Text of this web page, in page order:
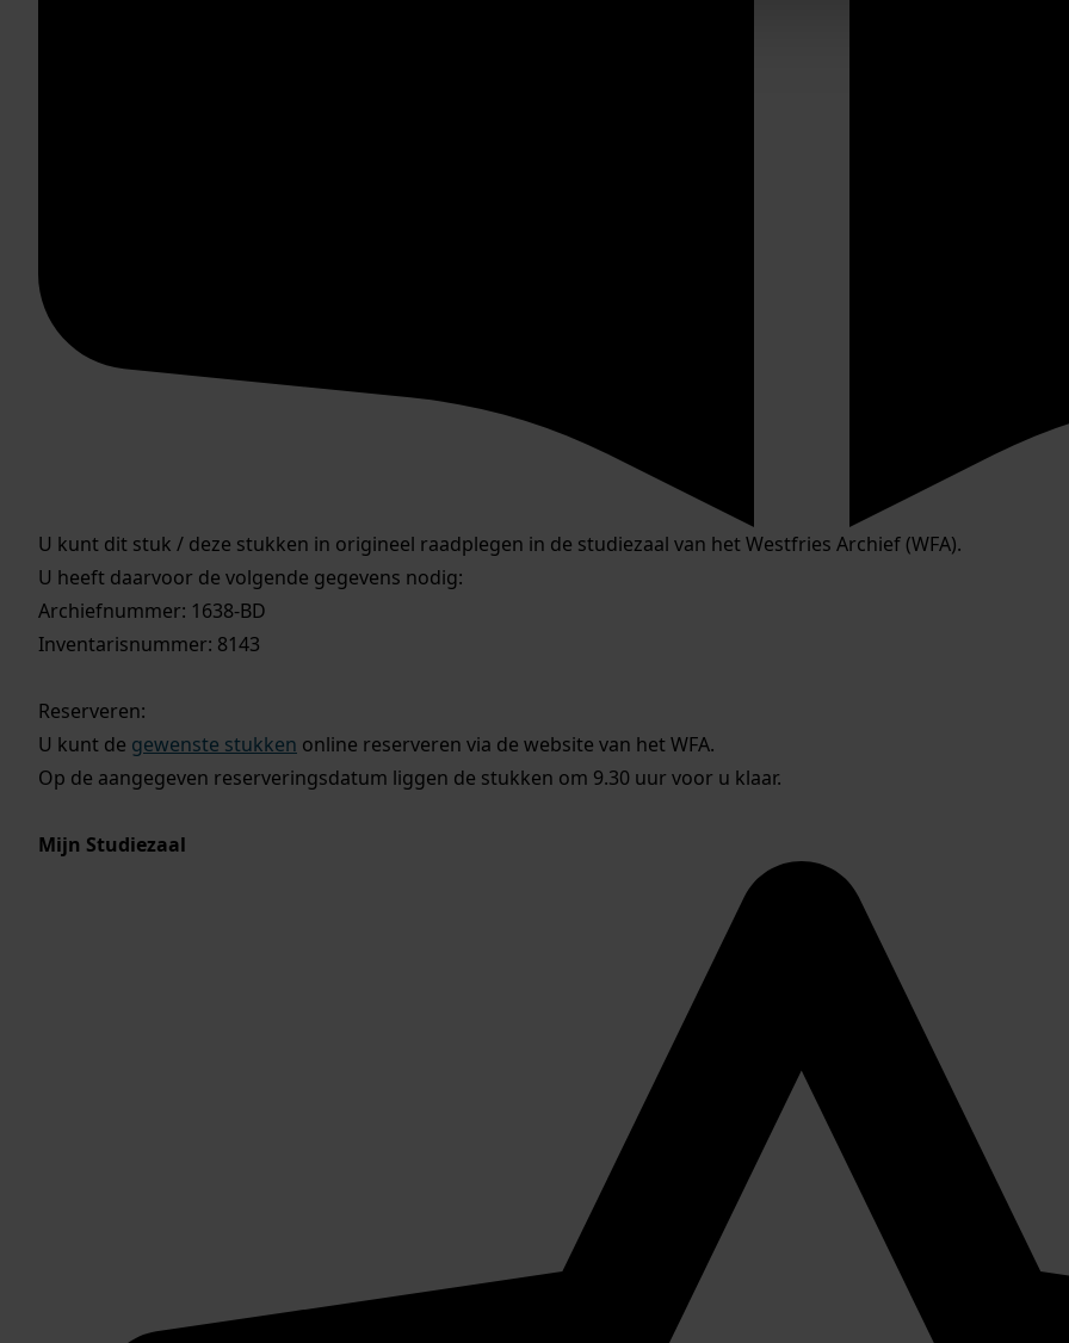
U kunt dit stuk / deze stukken in origineel raadplegen in de studiezaal van het Westfries Archief (WFA).
U heeft daarvoor de volgende gegevens nodig:
Archiefnummer: 1638-BD
Inventarisnummer: 8143
Reserveren:
U kunt de gewenste stukken online reserveren via de website van het WFA.
Op de aangegeven reserveringsdatum liggen de stukken om 9.30 uur voor u klaar.
Mijn Studiezaal